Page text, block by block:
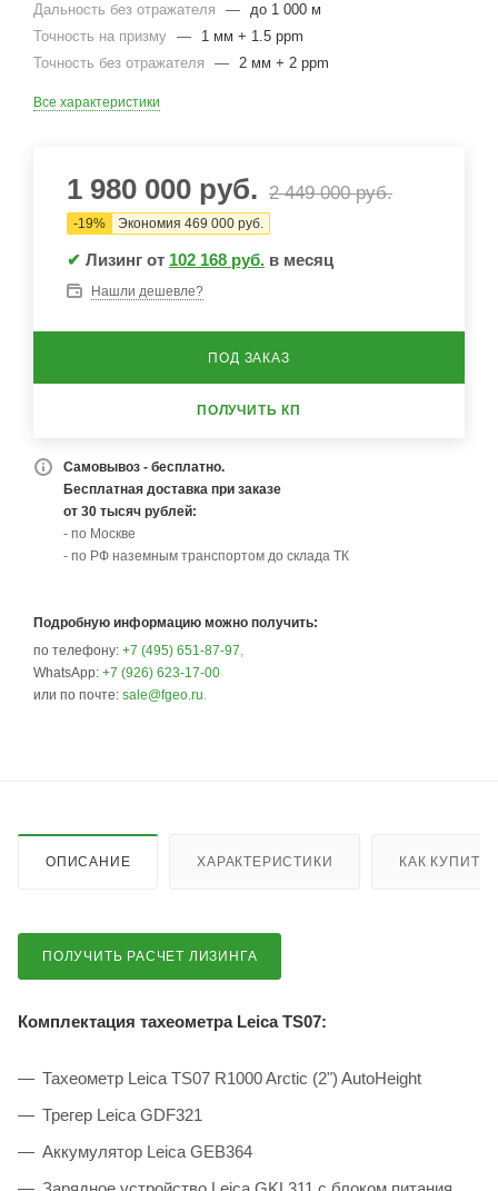
Дальность без отражателя
— до 1 000 м
Точность на призму —
1 мм + 1.5 ppm
Точность без отражателя
— 2 мм + 2 ppm
Все характеристики
1 980 000 руб. 2 449 000руб.
-19% Экономия 469 000 руб.
✔ Лизинг от 102 168 руб. в месяц
Нашли дешевле?
ПОД ЗАКАЗ
ПОЛУЧИТЬ КП
Самовывоз - бесплатно.
Бесплатная доставка при заказе
от 30 тысяч рублей:
- по Москве
- по РФ наземным транспортом до склада ТК
Подробную информацию можно получить:
по телефону: +7 (495) 651-87-97,
WhatsApp: +7 (926) 623-17-00
или по почте: sale@fgeo.ru.
ОПИСАНИЕ ХАРАКТЕРИСТИКИ КАК КУПИТЬ
ПОЛУЧИТЬ РАСЧЕТ ЛИЗИНГА
Комплектация тахеометра Leica TS07:
Тахеометр Leica TS07 R1000 Arctic (2") AutoHeight
Трегер Leica GDF321
Аккумулятор Leica GEB364